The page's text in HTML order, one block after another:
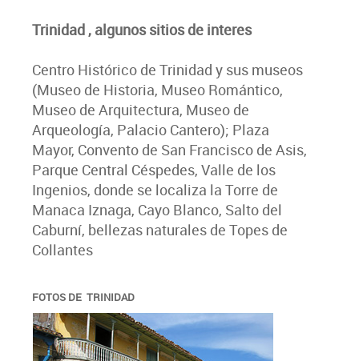
Trinidad , algunos sitios de interes
Centro Histórico de Trinidad y sus museos
(Museo de Historia, Museo Romántico,
Museo de Arquitectura, Museo de
Arqueología, Palacio Cantero); Plaza
Mayor, Convento de San Francisco de Asis,
Parque Central Céspedes, Valle de los
Ingenios, donde se localiza la Torre de
Manaca Iznaga, Cayo Blanco, Salto del
Caburní, bellezas naturales de Topes de
Collantes
FOTOS DE TRINIDAD